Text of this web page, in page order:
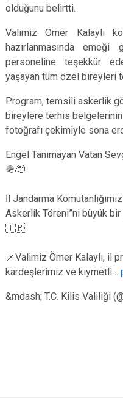
olduğunu belirtti.
Valimiz Ömer Kalaylı
hazırlanmasında emeği
personeline teşekkür
yaşayan tüm özel bireyleri
Program, temsili askerlik
bireylere terhis
fotoğrafı çekimiyle sona
Engel Tanımayan Vatan
🪖🫡
İl Jandarma
Askerlik Töreni”ni büyük
🇹🇷
📌Valimiz Ömer Kalaylı, il
kardeşlerimiz ve kıymetli…
&mdash; T.C. Kilis Valiliği